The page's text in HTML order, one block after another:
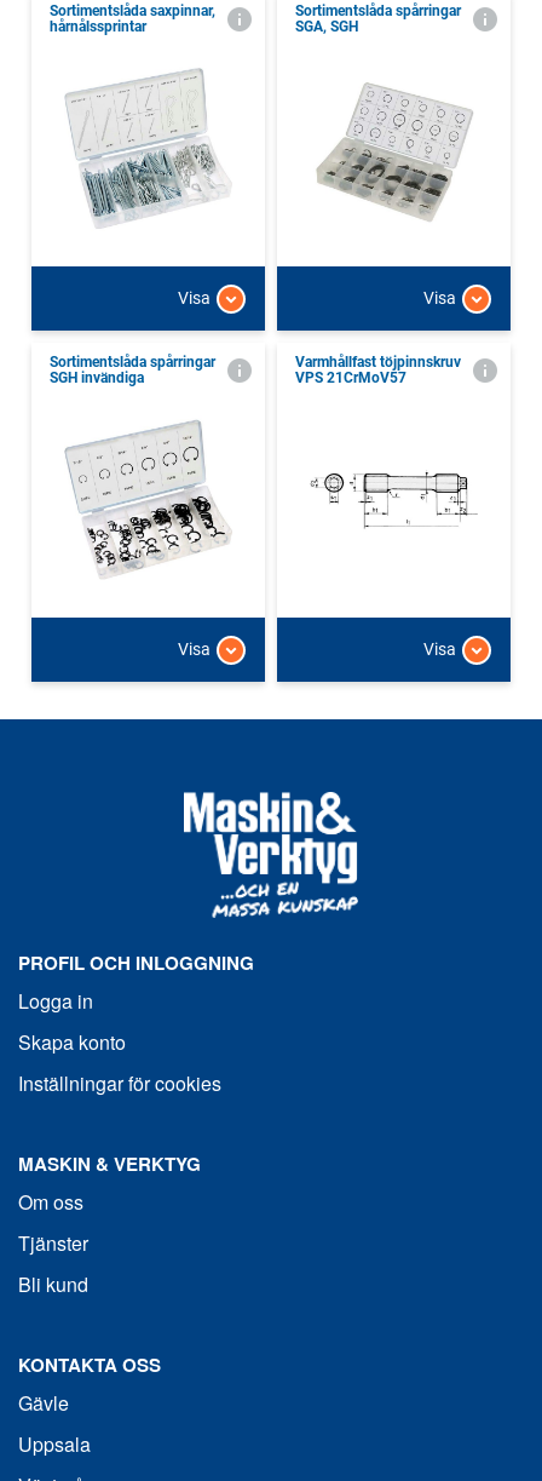
Sortimentslåda saxpinnar,
hårnålssprintar
Visa
Sortimentslåda spårringar
SGA, SGH
Visa
Sortimentslåda spårringar
SGH invändiga
Visa
Varmhållfast töjpinnskruv
VPS 21CrMoV57
Visa
PROFIL OCH INLOGGNING
Logga in
Skapa konto
Inställningar för cookies
MASKIN & VERKTYG
Om oss
Tjänster
Bli kund
KONTAKTA OSS
Gävle
Uppsala